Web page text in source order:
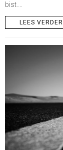
bist.…
LEES VERDER